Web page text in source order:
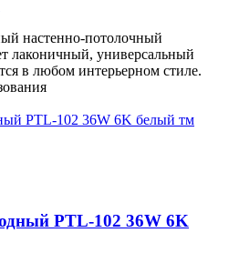
настенно-потолочный
лаконичный, универсальный
в любом интерьерном стиле.
PTL-102 36W 6K